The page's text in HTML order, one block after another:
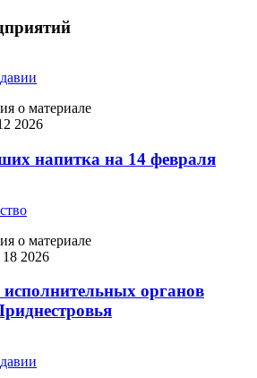
о материале
2026
напитка на 14 февраля
о материале
2026
исполнительных органов